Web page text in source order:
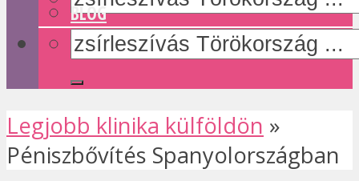
BLOG
Legjobb klinika külföldön »
Péniszbővítés Spanyolországban